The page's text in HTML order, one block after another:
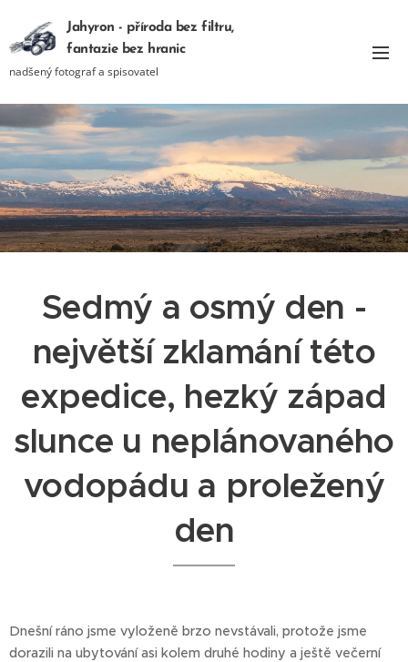
Jahyron - příroda bez filtru,
fantazie bez hranic
nadšený fotograf a spisovatel
Sedmý a osmý den -
největší zklamání této
expedice, hezký západ
slunce u neplánovaného
vodopádu a proležený
den
Dnešní ráno jsme vyloženě brzo nevstávali, protože jsme
dorazili na ubytování asi kolem druhé hodiny a ještě večerní